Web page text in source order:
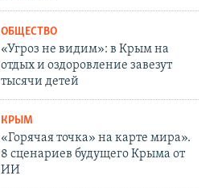
ОБЩЕСТВО
«Угроз не видим»: в Крым на
отдых и оздоровление завезут
тысячи детей
КРЫМ
«Горячая точка» на карте мира».
8 сценариев будущего Крыма от
ИИ